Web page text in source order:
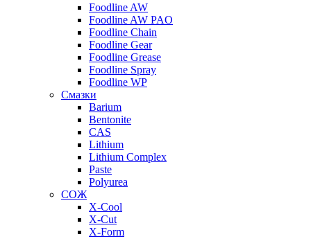
Foodline AW
Foodline AW PAO
Foodline Chain
Foodline Gear
Foodline Grease
Foodline Spray
Foodline WP
Смазки
Barium
Bentonite
CAS
Lithium
Lithium Complex
Paste
Polyurea
СОЖ
X-Cool
X-Cut
X-Form